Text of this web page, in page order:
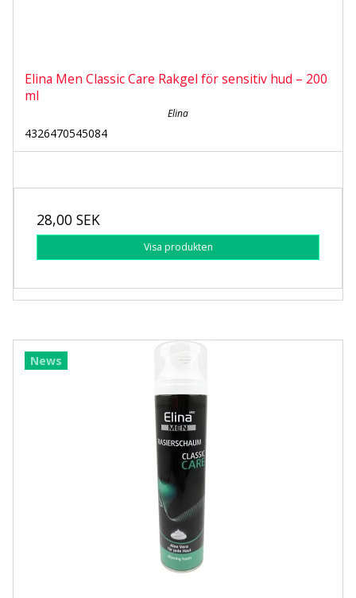
Elina Men Classic Care Rakgel för sensitiv hud – 200
ml
Elina
4326470545084
28,00 SEK
Visa produkten
News